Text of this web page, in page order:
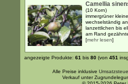
Camellia
(10 Korn)
immergrüner
wechselständig
lanzettlichen bis
am Rand
[mehr lesen]
angezeigte Produkte: 61 bis 80 (von 451
Alle Preise inklusive
Verkauf unter